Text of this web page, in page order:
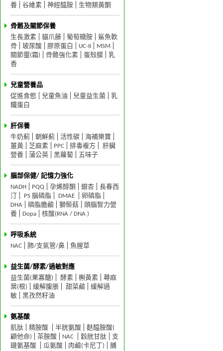
養
谷維素 神經醯胺 生物類黃酮
骨骼及關節保養
生長激素
貓爪藤 葡萄糖胺
鯊魚軟
骨
玻尿酸 膠原蛋白 UC-II
MSM
關節靈(霜)
骨骼強化素 蛋殼膜
乳
香
兒童營養品
促進食慾
兒童魚油 兒童益生菌
乳
鐵蛋白
肝保養
牛奶薊
朝鮮薊 活性碳
海補樂寶
薑黃
芝麻素 PPC 排毒複方
肝臟
營養
蒲公英 黑蘿蔔 五味子
腦部保健/ 記憶力強化
NADH
PQQ 孕烯醇酮 銀杏
長春西
汀
PS 腦磷脂 DMAE
卵磷脂
DHA
磷脂膽鹼 獅鬃菇
頭腦智力營
養
Dopa 核酸(RNA / DNA )
呼吸系統
NAC
肺/支氣管/鼻 魚腥草
益生菌/酵素/過敏對應
益生菌(果寡醣)
酵素 槲黃素
蕁麻
葉(根)
緩解腹脹 甜菜鹼
緩解過
敏
黑孜然籽油
氨基酸
肌肽
精胺酸 半胱氨酸
麩醯胺酸(
顧他命)
茶胺酸 NAC 穀胱甘肽
支
鏈氨基酸
瓜氨酸 肉鹼(卡尼丁)
脯